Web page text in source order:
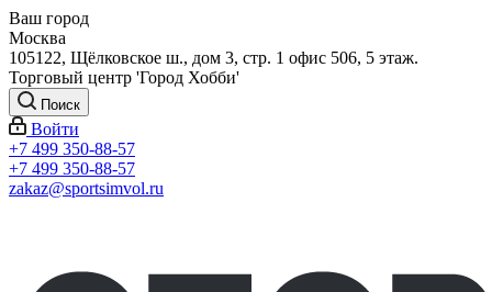
Ваш город
Москва
105122, Щёлковское ш., дом 3, стр. 1 офис 506, 5 этаж.
Торговый центр 'Город Хобби'
Поиск
Войти
+7 499 350-88-57
+7 499 350-88-57
zakaz@sportsimvol.ru